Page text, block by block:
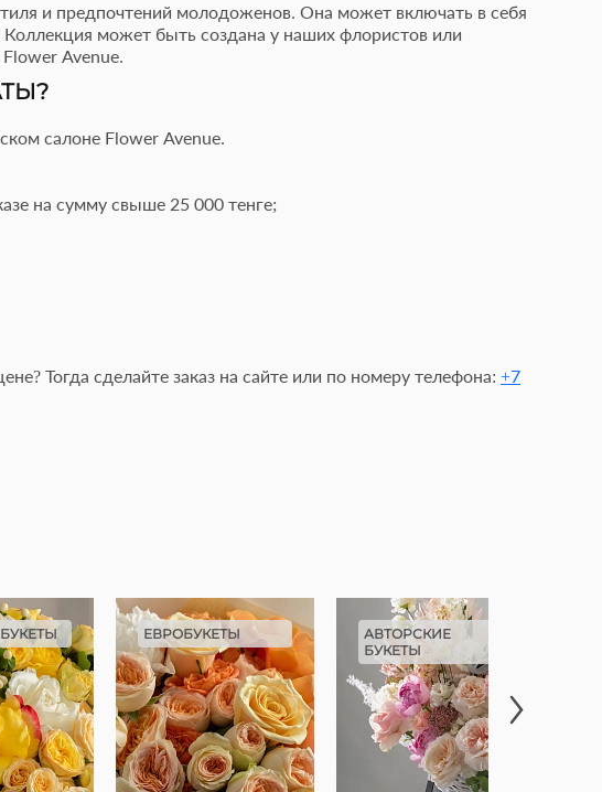
и предпочтений молодоженов. Она может включать в себя
Коллекция может быть создана у наших флористов или
Avenue.
салоне Flower Avenue.
на сумму свыше 25 000 тенге;
Тогда сделайте заказ на сайте или по номеру телефона: +7
ЕВРОБУКЕТЫ
АВТОРСКИЕ
БУКЕТЫ